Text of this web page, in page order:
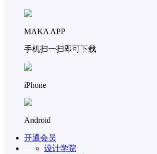
MAKA APP
手机扫一扫即可下载
iPhone
Android
开通会员
设计学院